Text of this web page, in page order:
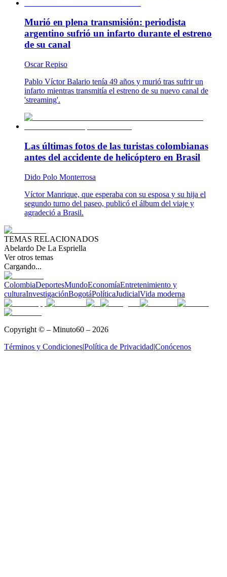
Murió en plena transmisión: periodista
argentino sufrió un infarto durante el estreno
de su canal
Oscar Repiso
Pablo Víctor Balario tenía 49 años y murió tras sufrir un
infarto mientras transmitía el estreno de su nuevo canal de
'streaming'.
Las últimas fotos de las turistas colombianas
antes del accidente de helicóptero en Brasil
Dido Polo Monterrosa
Víctor Manrique, que esperaba con su esposa y su hija el
segundo turno del paseo, publicó el álbum del viaje y
agradeció a Brasil.
TEMAS RELACIONADOS
Abelardo De La Espriella
Ver otros temas
Cargando...
ColombiaDeportesMundoEconomíaEntretenimiento y
culturaInvestigaciónBogotáPolíticaJudicialVida moderna
Copyright © – Minuto60 – 2026
Términos y Condiciones|Política de Privacidad|Conócenos